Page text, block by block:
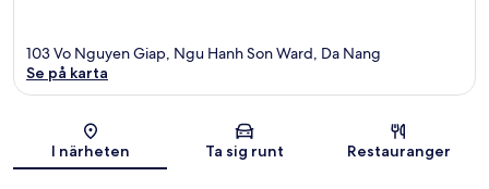
Karta
103 Vo Nguyen Giap, Ngu Hanh Son Ward, Da Nang
Se på karta
I närheten Ta sig runt Restauranger